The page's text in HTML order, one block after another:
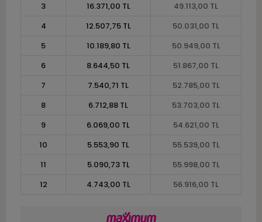
3
16.371,00 TL
49.113,00 TL
4
12.507,75 TL
50.031,00 TL
5
10.189,80 TL
50.949,00 TL
6
8.644,50 TL
51.867,00 TL
7
7.540,71 TL
52.785,00 TL
8
6.712,88 TL
53.703,00 TL
9
6.069,00 TL
54.621,00 TL
10
5.553,90 TL
55.539,00 TL
11
5.090,73 TL
55.998,00 TL
12
4.743,00 TL 56.916,00 TL